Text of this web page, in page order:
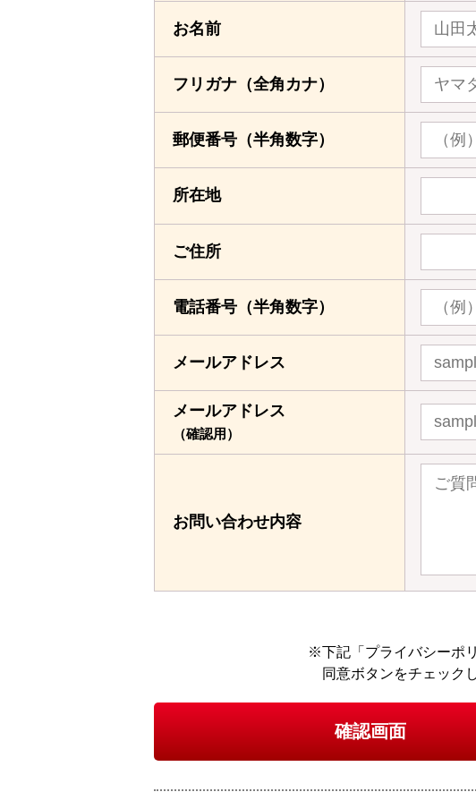
お名前
フリガナ （全角カナ）
郵便番号 （半角数字）
所在地
ご住所
電話番号 （半角数字）
メールアドレス
メールアドレス
（確認用）
お問い合わせ内容
下記「プライバシーポ
同意ボタンをチェック
確認画面